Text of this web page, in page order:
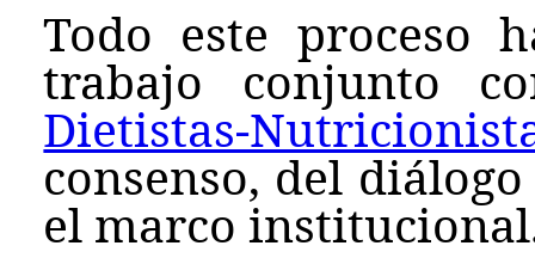
Todo este proceso
trabajo conjunto
Dietistas-
consenso, del
el marco